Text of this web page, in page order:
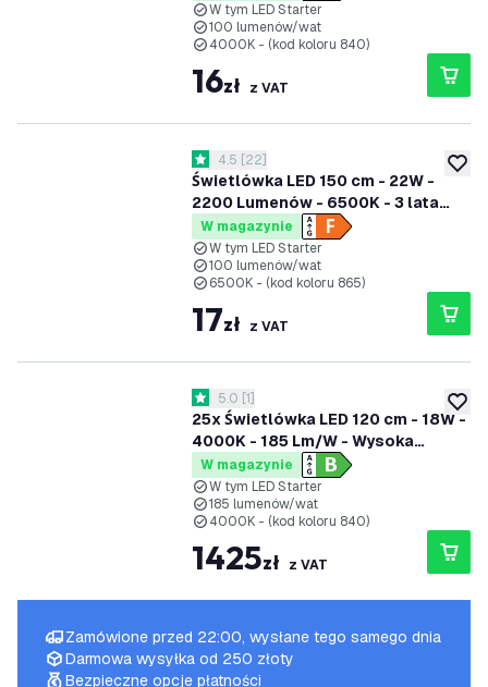
W tym LED Starter
100 lumenów/wat
4000K - (kod koloru 840)
16zł z VAT
Świetlówka LED 150 cm - 22W -
2200 Lumenów - 6500K - 3 lata
gwarancji
otwórz panel recenzji
4.5 Gwiazdki oceny
4.5 [22]
W magazynie
W tym LED Starter
100 lumenów/wat
6500K - (kod koloru 865)
17zł z VAT
dodaj
25x Świetlówka LED 120 cm - 18W -
4000K - 185 Lm/W - Wysoka
wydajność - Klasa B
otwórz panel recenzji
5 Gwiazdki oceny
5.0 [1]
W magazynie
W tym LED Starter
185 lumenów/wat
4000K - (kod koloru 840)
1425zł z VAT
Zamówione przed 22:00, wysłane tego samego dnia
Darmowa wysyłka od 250 złoty
Bezpieczne opcje płatności